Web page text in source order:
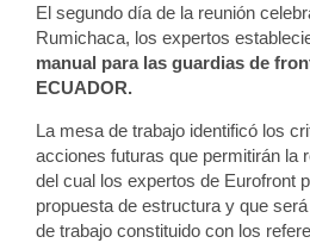
El segundo día de la reunión
Rumichaca, los expertos
manual para las guardias de
ECUADOR.
La mesa de trabajo identificó los
acciones futuras que permitirán la
del cual los expertos de Eurofront
propuesta de estructura y que
de trabajo constituido con los